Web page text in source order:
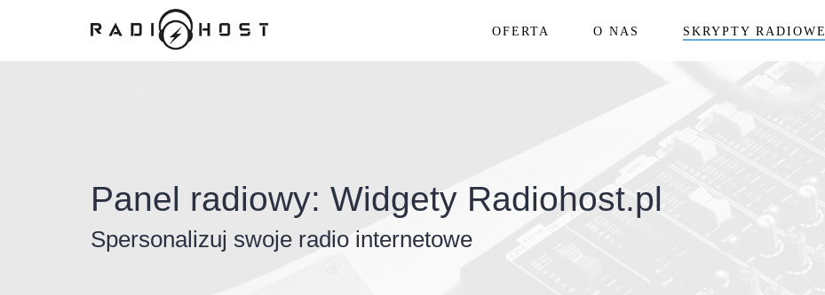
OFERTA O NAS SKRYPTY RADIOWE
Panel radiowy: Widgety Radiohost.pl
Spersonalizuj swoje radio internetowe